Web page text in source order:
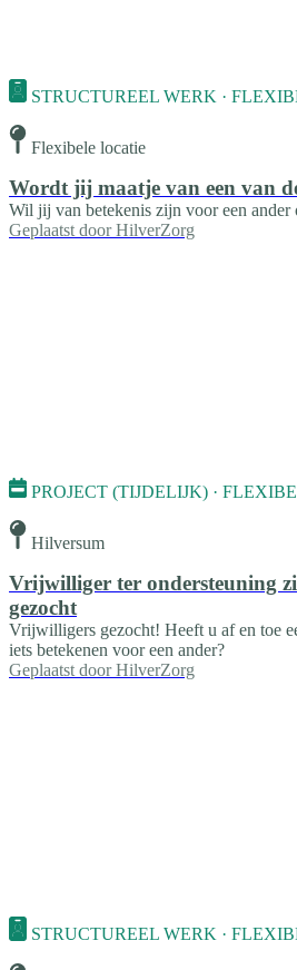
STRUCTUREEL WERK ·
Flexibele locatie
Wordt jij maatje van een van
Wil jij van betekenis zijn voor een
Geplaatst door HilverZorg
PROJECT (TIJDELIJK) ·
Hilversum
Vrijwilliger ter ondersteuning
gezocht
Vrijwilligers gezocht! Heeft u af en toe
iets betekenen voor een ander?
Geplaatst door HilverZorg
STRUCTUREEL WERK ·